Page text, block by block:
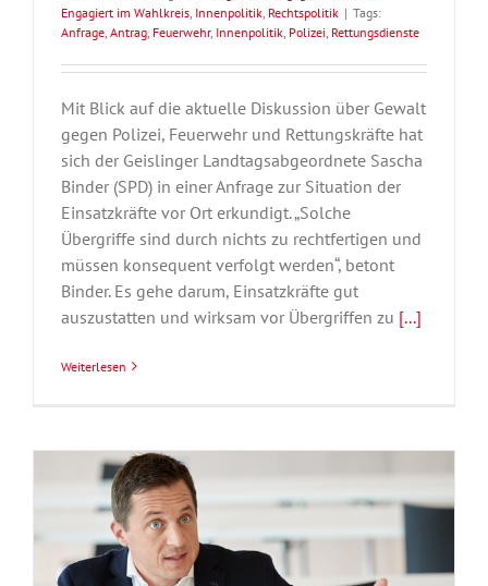
Engagiert im Wahlkreis Innenpolitik Rechtspolitik | Tags:
Anfrage Antrag Feuerwehr, Innenpolitik Polizei Rettungsdienste
Mit Blick auf die aktuelle Diskussion über Gewalt
gegen Polizei, Feuerwehr und Rettungskräfte hat
sich der Geislinger Landtagsabgeordnete Sascha
Binder (SPD) in einer Anfrage zur Situation der
Einsatzkräfte vor Ort erkundigt. „Solche
Übergriffe sind durch nichts zu rechtfertigen und
müssen konsequent verfolgt werden“, betont
Binder. Es gehe darum, Einsatzkräfte gut
auszustatten und wirksam vor Übergriffen zu [...]
Weiterlesen